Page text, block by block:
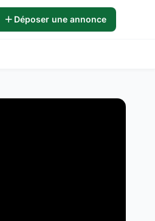
Déposer une annonce